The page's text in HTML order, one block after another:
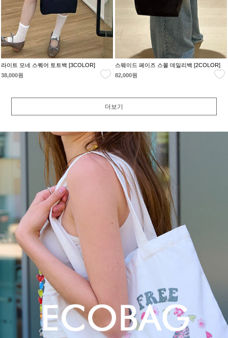
라이트 모네 스퀘어 토트백 [3COLOR]
38,000원
스웨이드 페이즈 스몰 데일리백 [2COLOR]
82,000원
더보기